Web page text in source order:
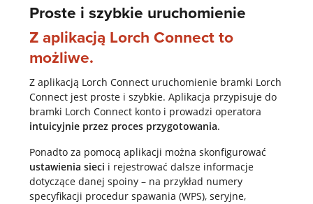
Proste i szybkie uruchomienie
Z aplikacją Lorch Connect to
możliwe.
Z aplikacją Lorch Connect uruchomienie bramki Lorch
Connect jest proste i szybkie. Aplikacja przypisuje do
bramki Lorch Connect konto i prowadzi operatora
intuicyjnie przez proces przygotowania.
Ponadto za pomocą aplikacji można skonfigurować
ustawienia sieci i rejestrować dalsze informacje
dotyczące danej spoiny – na przykład numery
specyfikacji procedur spawania (WPS), seryjne,